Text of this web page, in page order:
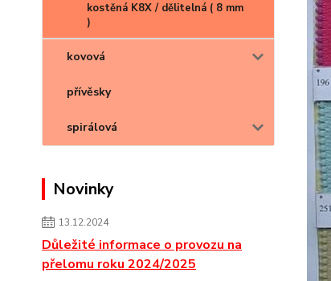
kostěná K8X / dělitelná ( 8 mm
)
kovová
přívěsky
spirálová
Novinky
13.12.2024
Důležité informace o provozu na
přelomu roku 2024/2025